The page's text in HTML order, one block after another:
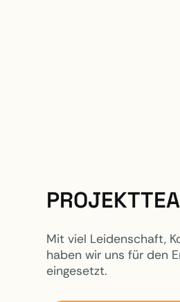
Mit viel Leidenschaft,
haben wir uns für den
eingesetzt.